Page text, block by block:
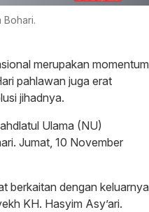
Bohari.
merupakan momentum
pahlawan juga erat
jihadnya.
Ulama (NU)
Jumat, 10 November
berkaitan dengan keluarnya
KH. Hasyim Asy’ari.